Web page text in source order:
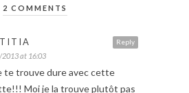
2 COMMENTS
Reply
at 16:03
te trouve dure avec cette
Moi je la trouve plutôt pas